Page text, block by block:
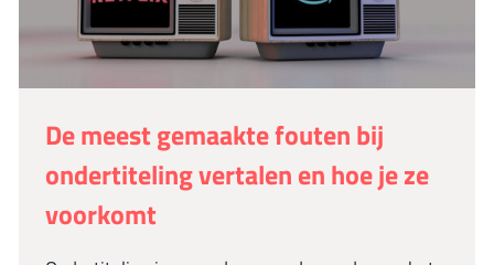
De meest gemaakte fouten bij
ondertiteling vertalen en hoe je ze
voorkomt